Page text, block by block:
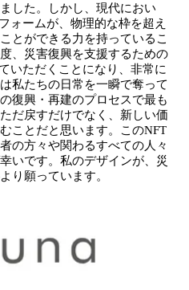
した。しかし、現代におい
ォームが、物理的な枠を超え
とができる力を持っているこ
、災害復興を支援するための
いただくことになり、非常に
私たちの日常を一瞬で奪って
復興・再建のプロセスで最も
だ戻すだけでなく、新しい価
ことだと思います。このNFT
の方々や関わるすべての人々
いです。私のデザインが、災
り願っています。